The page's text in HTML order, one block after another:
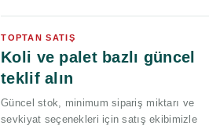
TOPTAN SATIŞ
Koli ve palet bazlı güncel
teklif alın
Güncel stok, minimum sipariş miktarı ve
sevkiyat seçenekleri için satış ekibimizle